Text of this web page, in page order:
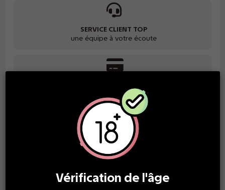
SERVICE CLIENT TOP
une équipe à votre écoute
grand choix de paiement
GARANTIE SATISFACTION
des produits de qualité
Vérification de l'âge